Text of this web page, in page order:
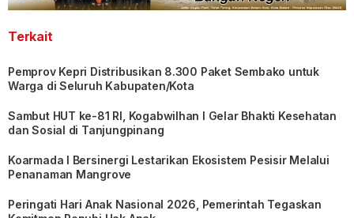
Terkait
Pemprov Kepri Distribusikan 8.300 Paket Sembako untuk
Warga di Seluruh Kabupaten/Kota
Sambut HUT ke-81 RI, Kogabwilhan I Gelar Bhakti Kesehatan
dan Sosial di Tanjungpinang
Koarmada I Bersinergi Lestarikan Ekosistem Pesisir Melalui
Penanaman Mangrove
Peringati Hari Anak Nasional 2026, Pemerintah Tegaskan